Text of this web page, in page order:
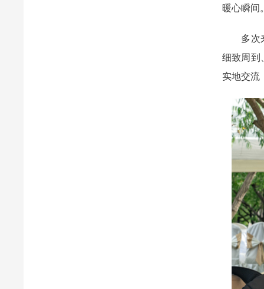
暖心瞬间
多次来
细致周到
实地交流